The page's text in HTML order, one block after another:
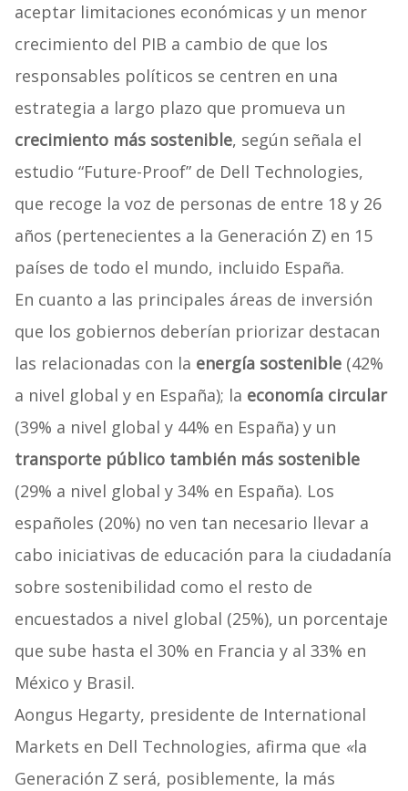
aceptar limitaciones económicas y un menor
crecimiento del PIB a cambio de que los
responsables políticos se centren en una
estrategia a largo plazo que promueva un
crecimiento más sostenible, según señala el
estudio “Future-Proof” de Dell Technologies,
que recoge la voz de personas de entre 18 y 26
años (pertenecientes a la Generación Z) en 15
países de todo el mundo, incluido España.
En cuanto a las principales áreas de inversión
que los gobiernos deberían priorizar destacan
las relacionadas con la energía sostenible (42%
a nivel global y en España); la economía circular
(39% a nivel global y 44% en España) y un
transporte público también más sostenible
(29% a nivel global y 34% en España). Los
españoles (20%) no ven tan necesario llevar a
cabo iniciativas de educación para la ciudadanía
sobre sostenibilidad como el resto de
encuestados a nivel global (25%), un porcentaje
que sube hasta el 30% en Francia y al 33% en
México y Brasil.
Aongus Hegarty, presidente de International
Markets en Dell Technologies, afirma que «la
Generación Z será, posiblemente, la más